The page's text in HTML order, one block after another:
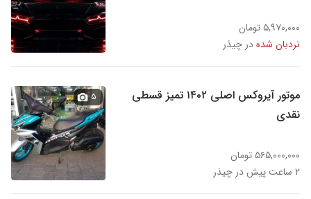
۵,۹۷۰,۰۰۰ تومان
نردبان شدهدر چیذر
موتور آیروکس اصلی ۱۴۰۲ تمیز قسطی
نقدی
۵۶۵,۰۰۰,۰۰۰ تومان
۲ ساعت پیش در چیذر
۵